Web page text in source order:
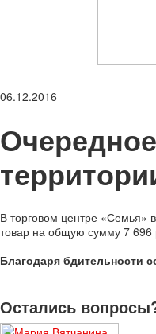
06.12.2016
В торговом центре «Семья»
товар на общую сумму 7 696
Благодаря бдительности
Остались